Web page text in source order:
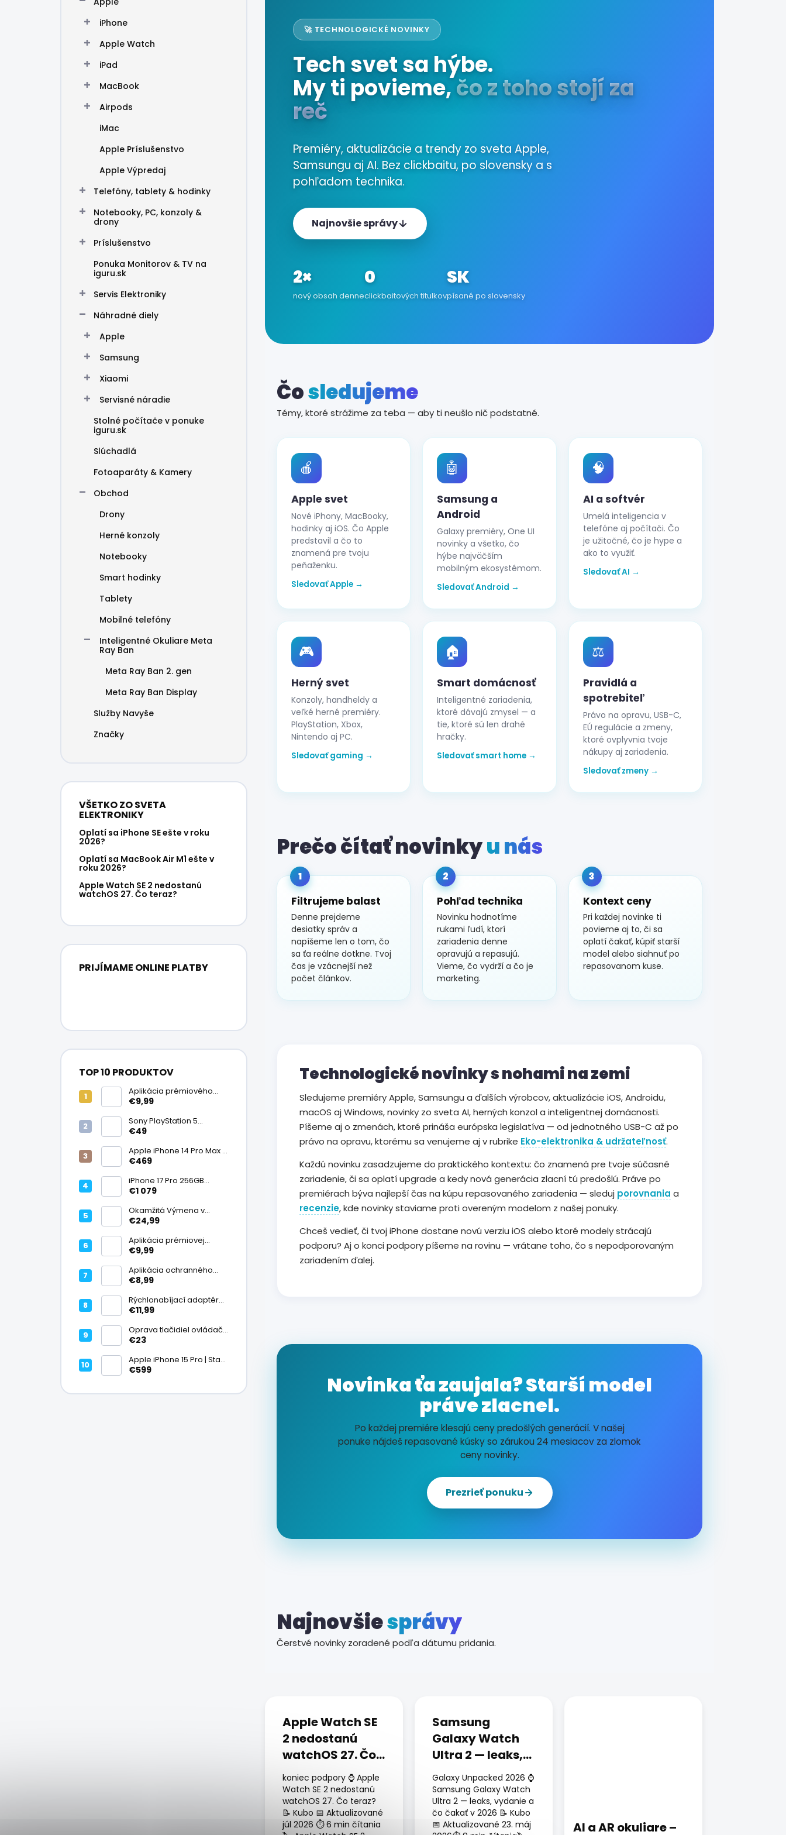
iPhone
Apple Watch
iPad
MacBook
Airpods
iMac
Apple Príslušenstvo
Apple Výpredaj
Telefóny, tablety & hodinky
Notebooky, PC, konzoly &
drony
Príslušenstvo
Ponuka Monitorov & TV na
iguru.sk
Servis Elektroniky
Náhradné diely
Apple
Samsung
Xiaomi
Servisné náradie
Stolné počítače v ponuke
iguru.sk
Slúchadlá
Fotoaparáty & Kamery
Obchod
Drony
Herné konzoly
Notebooky
Smart hodinky
Tablety
Mobilné telefóny
Inteligentné Okuliare Meta
Ray Ban
Meta Ray Ban 2. gen
Meta Ray Ban Display
Služby Navyše
Značky
VŠETKO ZO SVETA
ELEKTRONIKY
Oplatí sa iPhone SE ešte v roku
2026?
Oplatí sa MacBook Air M1 ešte v
roku 2026?
Apple Watch SE 2 nedostanú
watchOS 27. Čo teraz?
PRIJÍMAME ONLINE PLATBY
TOP 10 PRODUKTOV
Aplikácia prémiového
ochranného skla na
€9,99
Sony PlayStation 5
DualSense bezdrôtový
Vynikajúci – A
€49
Apple iPhone 14 Pro Max |
Stav: Vynikajúci – A
€469
iPhone 17 Pro 256GB
Cosmic Orange | Stav:
€1 079
Okamžitá Výmena v
Záruke
€24,99
Aplikácia prémiovej
tvrdenej fólie na displej
€9,99
Aplikácia ochranného
skla na fotoaparát
€8,99
Rýchlonabíjací adaptér
20W USB-C
€11,99
Oprava tlačidiel ovládača
| PlayStation
€23
Apple iPhone 15 Pro | Stav:
Vynikajúci – A
€599
🚀 TECHNOLOGICKÉ NOVINKY
Tech svet sa hýbe.
My ti povieme,čo z toho stojí za
reč
Premiéry, aktualizácie a trendy zo sveta Apple,
Samsungu aj AI. Bez clickbaitu, po slovensky a s
pohľadom technika.
Najnovšie správy
2×
nový obsah denne
0
clickbaitových titulkov
SK
písané po slovensky
Čosledujeme
Témy, ktoré strážime za teba — aby ti neušlo nič podstatné.
🍎
Apple svet
Nové iPhony, MacBooky,
hodinky aj iOS. Čo Apple
predstavil a čo to
znamená pre tvoju
peňaženku.
Sledovať Apple →
🤖
Samsung a
Android
Galaxy premiéry, One UI
novinky a všetko, čo
hýbe najväčším
mobilným ekosystémom.
Sledovať Android →
🧠
AI a softvér
Umelá inteligencia v
telefóne aj počítači. Čo
je užitočné, čo je hype a
ako to využiť.
Sledovať AI →
🎮
Herný svet
Konzoly, handheldy a
veľké herné premiéry.
PlayStation, Xbox,
Nintendo aj PC.
Sledovať gaming →
🏠
Smart domácnosť
Inteligentné zariadenia,
ktoré dávajú zmysel — a
tie, ktoré sú len drahé
hračky.
Sledovať smart home →
⚖️
Pravidlá a
spotrebiteľ
Právo na opravu, USB-C,
EÚ regulácie a zmeny,
ktoré ovplyvnia tvoje
nákupy aj zariadenia.
Sledovať zmeny →
Prečo čítať novinkyu nás
1
Filtrujeme balast
Denne prejdeme
desiatky správ a
napíšeme len o tom, čo
sa ťa reálne dotkne. Tvoj
čas je vzácnejší než
počet článkov.
2
Pohľad technika
Novinku hodnotíme
rukami ľudí, ktorí
zariadenia denne
opravujú a repasujú.
Vieme, čo vydrží a čo je
marketing.
3
Kontext ceny
Pri každej novinke ti
povieme aj to, či sa
oplatí čakať, kúpiť starší
model alebo siahnuť po
repasovanom kuse.
Technologické novinky s nohami na zemi
Sledujeme premiéry Apple, Samsungu a ďalších výrobcov, aktualizácie iOS, Androidu,
macOS aj Windows, novinky zo sveta AI, herných konzol a inteligentnej domácnosti.
Píšeme aj o zmenách, ktoré prináša európska legislatíva — od jednotného USB-C až po
právo na opravu, ktorému sa venujeme aj v rubrike Eko-elektronika & udržateľnosť.
Každú novinku zasadzujeme do praktického kontextu: čo znamená pre tvoje súčasné
zariadenie, či sa oplatí upgrade a kedy nová generácia zlacní tú predošlú. Práve po
premiérach býva najlepší čas na kúpu repasovaného zariadenia — sleduj porovnania a
recenzie, kde novinky staviame proti overeným modelom z našej ponuky.
Chceš vedieť, či tvoj iPhone dostane novú verziu iOS alebo ktoré modely strácajú
podporu? Aj o konci podpory píšeme na rovinu — vrátane toho, čo s nepodporovaným
zariadením ďalej.
Novinka ťa zaujala? Starší model
práve zlacnel.
Po každej premiére klesajú ceny predošlých generácií. V našej
ponuke nájdeš repasované kúsky so zárukou 24 mesiacov za zlomok
ceny novinky.
Prezrieť ponuku
Najnovšiesprávy
Čerstvé novinky zoradené podľa dátumu pridania.
Apple Watch SE
2 nedostanú
watchOS 27. Čo
teraz?
koniec podpory ⌚ Apple
Watch SE 2 nedostanú
watchOS 27. Čo teraz?
📝 Kubo 📅 Aktualizované
júl 2026 ⏱ 6 min čítania
Samsung
Galaxy Watch
Ultra 2 — leaks,
vydanie a čo
čakať v 2026
Galaxy Unpacked 2026 ⌚
Samsung Galaxy Watch
Ultra 2 — leaks, vydanie a
čo čakať v 2026 📝 Kubo
📅 Aktualizované 23. máj
AI a AR okuliare –